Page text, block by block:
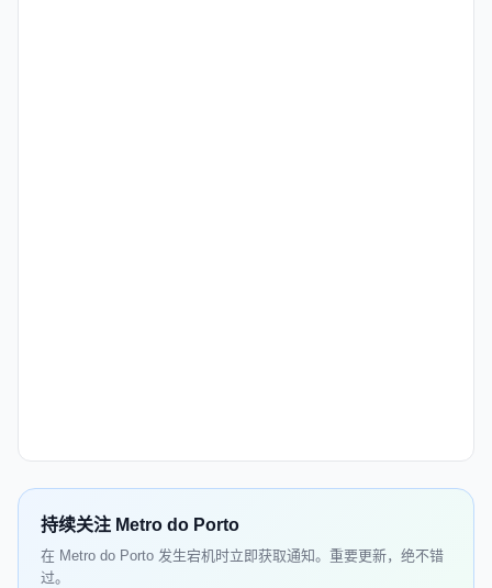
持续关注 Metro do Porto
在 Metro do Porto 发生宕机时立即获取通知。重要更新，绝不错
过。